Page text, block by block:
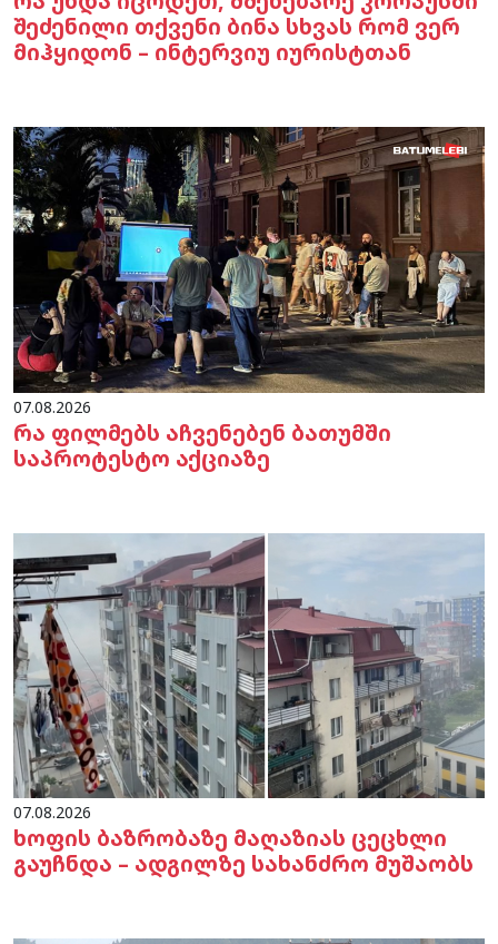
შეძენილი თქვენი ბინა სხვას რომ ვერ
მიჰყიდონ – ინტერვიუ იურისტთან
07.08.2026
რა ფილმებს აჩვენებენ ბათუმში
საპროტესტო აქციაზე
07.08.2026
ხოფის ბაზრობაზე მაღაზიას ცეცხლი
გაუჩნდა – ადგილზე სახანძრო მუშაობს